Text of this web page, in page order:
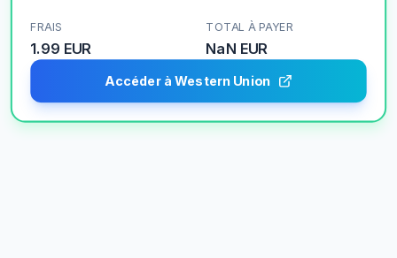
FRAIS
1.99 EUR
TOTAL À PAYER
NaN EUR
Accéder à Western Union